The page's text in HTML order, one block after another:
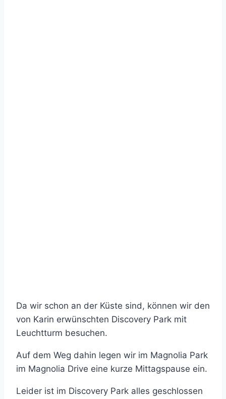
Da wir schon an der Küste sind, können wir den
von Karin erwünschten Discovery Park mit
Leuchtturm besuchen.
Auf dem Weg dahin legen wir im Magnolia Park
im Magnolia Drive eine kurze Mittagspause ein.
Leider ist im Discovery Park alles geschlossen